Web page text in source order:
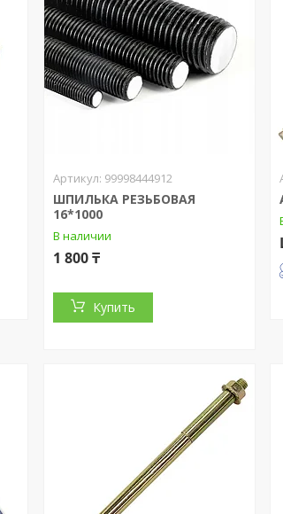
99998444912
ШПИЛЬКА РЕЗЬБОВАЯ
16*1000
В наличии
1 800 ₸
Купить